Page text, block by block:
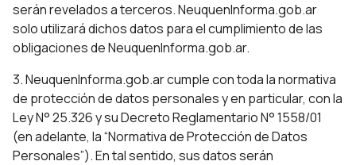
serán revelados a terceros. NeuquenInforma.gob.ar
solo utilizará dichos datos para el cumplimiento de las
obligaciones de NeuquenInforma.gob.ar.
3. NeuquenInforma.gob.ar cumple con toda la normativa
de protección de datos personales y en particular, con la
Ley N° 25.326 y su Decreto Reglamentario N° 1558/01
(en adelante, la “Normativa de Protección de Datos
Personales”). En tal sentido, sus datos serán